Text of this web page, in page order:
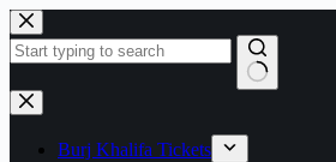
Zum
Inhalt
springen
Keine
Ergebnisse
Burj Khalifa Tickets